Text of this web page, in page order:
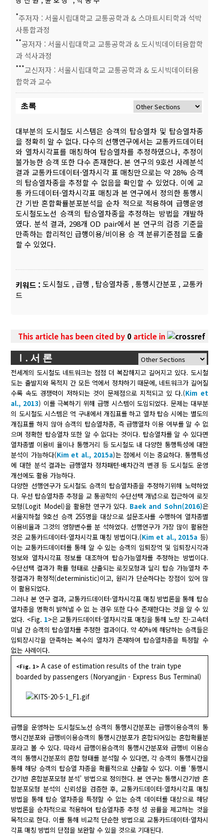
*주저자 : 서울시립대학교 교통공학과 & 스마트시티학과 석박
사통합과정
**공저자 : 서울시립대학교 교통공학과 & 도시빅데이터융합학
과 석사과정
***교신저자 : 서울시립대학교 교통공학과 & 도시빅데이터융
합학과 교수
초록
대부분의 도시철도 시스템은 승객의 탑승열차 및 탑승열차종
을 정확히 알 수 없다. 다수의 선행연구에서는 교통카드데이터
와 열차시각표를 매칭하여 탑승열차를 추정하였으나, 추정이
불가능한 승객 또한 다수 존재한다. 본 연구의 9호선 사례분석
결과 교통카드데이터-열차시각 표 매칭만으로는 약 28% 승객
의 탑승열차종을 추정할 수 없음을 확인할 수 있었다. 이에 교
통 카드데이터-열차시각표 매칭과 본 연구에서 정의한 통행시
간 기반 혼합확률분포분석을 순차 적으로 적용하여 급행운영
도시철도노선 승객의 탑승열차종을 추정하는 방법을 개발하
였다. 분석 결과, 298개 OD pair에서 본 연구의 검증 기준을
만족하는 합리적인 급행이용/비이용 승 객 분류기준점을 도출
할 수 있었다.
키워드 :도시철도 ,급행 , 탑승열차종 ,통행시간분포 ,교통카
드
This article has been cited by 0 article in
Ⅰ. 서 론
전세계의 도시철도 네트워크는 점점 더 복잡해지고 길어지고 있다. 도시철
도는 출발지와 목적지 간 모든 역에서 정차하기 때문에, 네트워크가 길어질
수록 속도 경쟁력이 저하되는 것이 문제점으로 지적되고 있 다.(Kim et
al., 2013) 이를 극복하기 위해 급행 시스템이 도입되었다. 문제는 대부분
의 도시철도 시스템은 역 구내에서 개집표를 하고 열차 탑승 시에는 별도의
개집표를 하지 않아 승객의 탑승열차종, 즉 급행열차 이용 여부를 알 수 없
으며 정확한 탑승열차 또한 알 수 없다는 것이다. 탑승열차를 알 수 있다면
열차종별 이용비 율이나 통행거리 등 도시철도 내 다양한 통행특성에 대한
분석이 가능하다(Kim et al., 2015a)는 점에서 이는 중요하다. 통행특성
에 대한 분석 결과는 급행열차 정차패턴·배차간격 변경 등 도시철도 운영
개선에도 활용 가능하다.
다양한 선행연구가 도시철도 승객의 탑승열차종을 추정하기위해 노력하였
다. 우선 탑승열차종 추정을 교 통공학의 수단선택 개념으로 접근하여 로짓
모형(Logit Model)을 활용한 연구가 있다. Baek and Sohn(2016)은
서울지하철 9호선 승객 255명을 대상으로 설문조사를 수행하여 열차종별
이용비율과 그것의 영향변수를 분 석하였다. 선행연구가 가장 많이 활용한
것은 교통카드데이터-열차시각표 매칭 방법이다.(Kim et al., 2015a 등)
이는 교통카드데이터를 통해 알 수 있는 승객의 입퇴장역 및 입퇴장시각과
정보와 열차시각표 정보를 대조하여 탑승가능열차를 추정하는 방법이다.
수단선택 결과가 확률 형태로 산출되는 로짓모형과 달리 탑승 가능열차 추
정결과가 확정적(deterministic)이고, 원리가 단순하다는 장점이 있어 많
이 활용되었다.
그러나 본 연구 결과, 교통카드데이터-열차시각표 매칭 방법론을 통해 탑승
열차종을 명확히 밝혀낼 수 없 는 경우 또한 다수 존재한다는 것을 알 수 있
었다. <Fig. 1>은 교통카드데이터-열차시각표 매칭을 통해 노량 진-고속터
미널 간 승객의 탑승열차를 추정한 결과이다. 약 40%에 해당하는 승객들은
입퇴장시각을 만족하는 복수의 열차가 존재하여 탑승열차종을 특정할 수
없는 사례이다.
<Fig. 1> A case of estimation results of the train type
boarded by passengers (Noryangjin - Express Bus Terminal)
급행을 운영하는 도시철도노선 승객의 통행시간분포는 급행이용승객의 통
행시간분포와 급행비이용승객의 통행시간분포가 혼합되어있는 혼합확률분
포라고 볼 수 있다. 따라서 급행이용승객의 통행시간분포와 급행비 이용승
객의 통행시간분포의 혼합 형태를 분석할 수 있다면, 각 승객의 통행시간을
통해 해당 승객의 탑승열 차종을 확률적으로 산출할 수 있다. 이를 ‘통행시
간기반 혼합분포모형 분석’ 방법으로 정의한다. 본 연구는 통행시간기반 혼
합분포모형 분석의 신뢰성을 검증한 후, 교통카드데이터-열차시각표 매칭
방법을 통해 탑승 열차종을 특정할 수 없는 승객 데이터를 대상으로 해당
방법론을 순차적으로 적용하여 탑승열차종 추정 성 공률을 제고하는 것을
목적으로 한다. 이를 통해 비교적 단순한 방법으로 교통카드데이터-열차시
각표 매칭 방법의 단점을 보완할 수 있을 것으로 기대된다.